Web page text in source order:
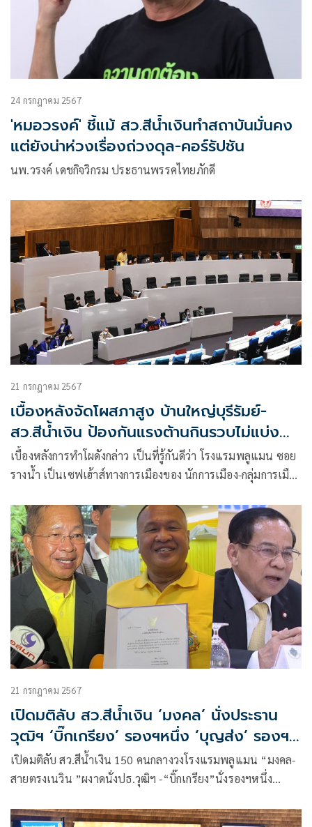
24 กรกฎาคม 2567
'หมอวรงค์' ชี้แม้ สว.สีน้ำเงินทำสถาบันมั่นคง
แต่ยังน่าห่วงเรื่องถ่วงดุล-คอร์รัปชัน
นพ.วรงค์ เดชกิจวิกรม ประธานพรรคไทยภักดี
21 กรกฎาคม 2567
เบื้องหลังจัดโผสภาสูง บ้านใหญ่บุรีรัมย์-
สว.สีน้ำเงิน ป้องกันแรงต้านกินรวบไม่แบ่ง
เพื่อน
เบื้องหลังการทำโผดังกล่าว เป็นที่รู้กันดีว่า โรงแรมพลูแมน ซอย
รางน้ำ เป็นเซฟเฮ้าส์ทางการเมืองของ นักการเมือง-กลุ่มการเมือง
21 กรกฎาคม 2567
เปิดมติลับ สว.สีน้ำเงิน ‘มงคล’ นั่งประธาน
วุฒิฯ ‘บิ๊กเกรียง’ รองฯหนึ่ง ‘บุญส่ง’ รองฯ
สอง
เปิดมติลับ สว.สีน้ำเงิน 150 คนกลางวงโรงแรมพลูแมน “มงคล-
สายตรงเนวิน ”ผงาดนั่งปธ.วุฒิฯ -“บิ๊กเกรียง”นั่งรองฯหนึ่ง